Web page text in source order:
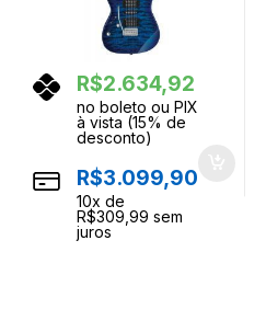
R$2.634,92
no boleto ou PIX
à vista (15% de
desconto)
R$3.099,90
10x de
R$309,99 sem
juros